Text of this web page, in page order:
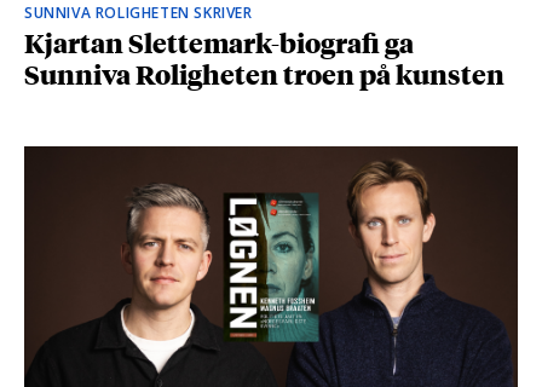
SUNNIVA ROLIGHETEN SKRIVER
Kjartan Slettemark-biografi ga
Sunniva Roligheten troen på kunsten